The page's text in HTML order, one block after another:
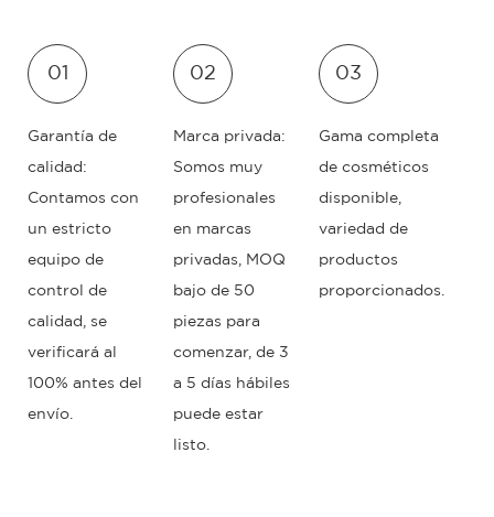
01
Garantía de
calidad:
Contamos con
un estricto
equipo de
control de
calidad, se
verificará al
100% antes del
envío.
02
Marca privada:
Somos muy
profesionales
en marcas
privadas, MOQ
bajo de 50
piezas para
comenzar, de 3
a 5 días hábiles
puede estar
listo.
03
Gama completa
de cosméticos
disponible,
variedad de
productos
proporcionados.